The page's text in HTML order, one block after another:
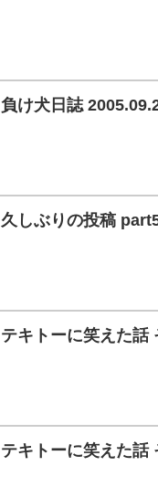
負け犬日誌
久しぶりの投稿
テキトーに笑えた話
テキトーに笑えた話